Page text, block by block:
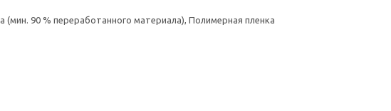
90 % переработанного материала), Полимерная пленка